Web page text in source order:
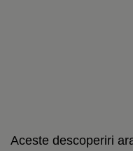
Aceste descoperiri